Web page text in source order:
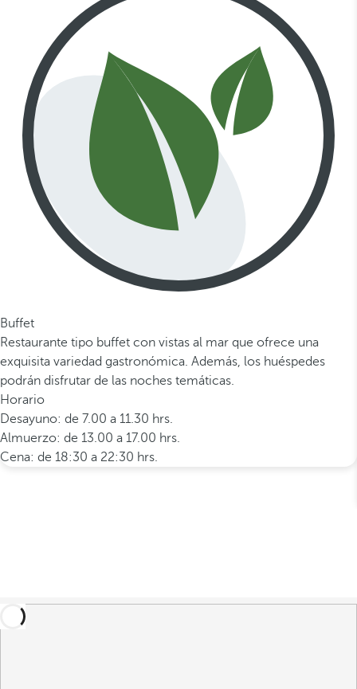
Buffet
Restaurante tipo buffet con vistas al mar que ofrece una
exquisita variedad gastronómica. Además, los huéspedes
podrán disfrutar de las noches temáticas.
Horario
Desayuno: de 7.00 a 11.30 hrs.
Almuerzo: de 13.00 a 17.00 hrs.
Cena: de 18:30 a 22:30 hrs.